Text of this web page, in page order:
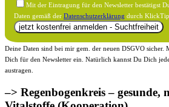
Mit der Eintragung für den Newsletter bestätigst
Daten gemäß der Datenschutzerklärung durch
Deine Daten sind bei mir gem. der neuen DSGVO sicher.
Dich für den Newsletter ein. Natürlich kannst Du Dich
austragen.
–> Regenbogenkreis – gesunde,